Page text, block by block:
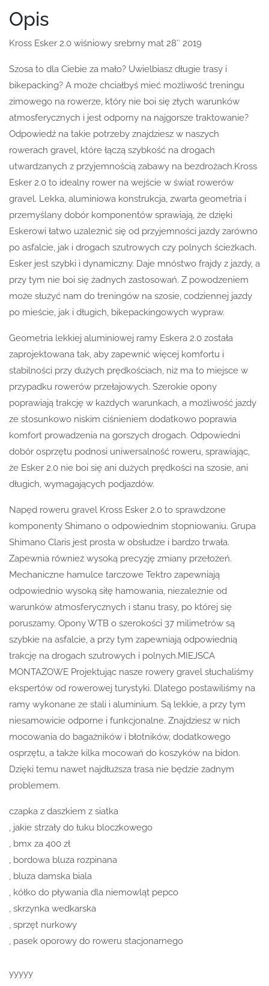
Opis
Kross Esker 2.0 wiśniowy srebrny mat 28″ 2019
Szosa to dla Ciebie za mało? Uwielbiasz długie trasy i
bikepacking? A może chciałbyś mieć możliwość treningu
zimowego na rowerze, który nie boi się złych warunków
atmosferycznych i jest odporny na najgorsze traktowanie?
Odpowiedź na takie potrzeby znajdziesz w naszych
rowerach gravel, które łączą szybkość na drogach
utwardzanych z przyjemnością zabawy na bezdrożach.Kross
Esker 2.0 to idealny rower na wejście w świat rowerów
gravel. Lekka, aluminiowa konstrukcja, zwarta geometria i
przemyślany dobór komponentów sprawiają, że dzięki
Eskerowi łatwo uzależnić się od przyjemności jazdy zarówno
po asfalcie, jak i drogach szutrowych czy polnych ścieżkach.
Esker jest szybki i dynamiczny. Daje mnóstwo frajdy z jazdy, a
przy tym nie boi się żadnych zastosowań. Z powodzeniem
może służyć nam do treningów na szosie, codziennej jazdy
po mieście, jak i długich, bikepackingowych wypraw.
Geometria lekkiej aluminiowej ramy Eskera 2.0 została
zaprojektowana tak, aby zapewnić więcej komfortu i
stabilności przy dużych prędkościach, niż ma to miejsce w
przypadku rowerów przełajowych. Szerokie opony
poprawiają trakcję w każdych warunkach, a możliwość jazdy
ze stosunkowo niskim ciśnieniem dodatkowo poprawia
komfort prowadzenia na gorszych drogach. Odpowiedni
dobór osprzętu podnosi uniwersalność roweru, sprawiając,
że Esker 2.0 nie boi się ani dużych prędkości na szosie, ani
długich, wymagających podjazdów.
Napęd roweru gravel Kross Esker 2.0 to sprawdzone
komponenty Shimano o odpowiednim stopniowaniu. Grupa
Shimano Claris jest prosta w obsłudze i bardzo trwała.
Zapewnia również wysoką precyzję zmiany przełożeń.
Mechaniczne hamulce tarczowe Tektro zapewniają
odpowiednio wysoką siłę hamowania, niezależnie od
warunków atmosferycznych i stanu trasy, po której się
poruszamy. Opony WTB o szerokości 37 milimetrów są
szybkie na asfalcie, a przy tym zapewniają odpowiednią
trakcję na drogach szutrowych i polnych.MIEJSCA
MONTAŻOWE Projektując nasze rowery gravel słuchaliśmy
ekspertów od rowerowej turystyki. Dlatego postawiliśmy na
ramy wykonane ze stali i aluminium. Są lekkie, a przy tym
niesamowicie odporne i funkcjonalne. Znajdziesz w nich
mocowania do bagażników i błotników, dodatkowego
osprzętu, a także kilka mocowań do koszyków na bidon.
Dzięki temu nawet najdłuższa trasa nie będzie żadnym
problemem.
czapka z daszkiem z siatka
, jakie strzały do łuku bloczkowego
, bmx za 400 zł
, bordowa bluza rozpinana
, bluza damska biala
, kółko do pływania dla niemowląt pepco
, skrzynka wedkarska
, sprzęt nurkowy
, pasek oporowy do roweru stacjonarnego
yyyyy